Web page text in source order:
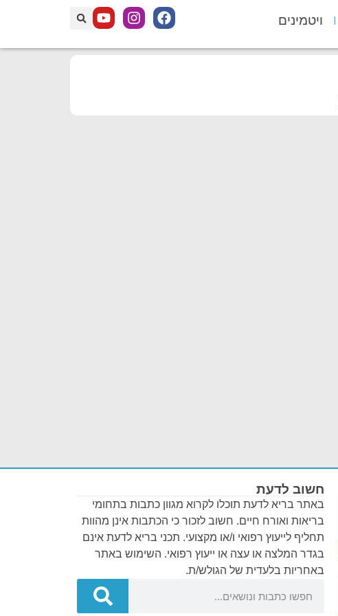
ויטמינים
חשוב לדעת
באתר בריא לדעת תוכלו לקרוא מגוון כתבות בתחומי
בריאות ואורח חיים. חשוב לזכור כי הכתבות אינן מהוות
תחליף לייעוץ רפואי ו/או מקצועי. תכני בריא לדעת אינם
בגדר המלצה או עצה או ייעוץ רפואי. השימוש באתר
באחריות בלעדית של הגולש/ת.